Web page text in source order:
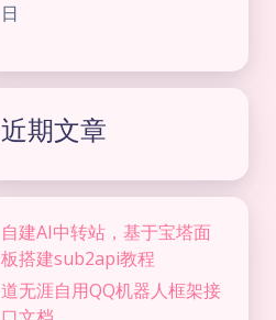
日
近期文章
自建AI中转站，基于宝塔面
板搭建sub2api教程
道无涯自用QQ机器人框架接